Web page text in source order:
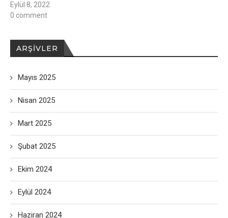
Eylül 8, 2022
0 comment
ARŞIVLER
Mayıs 2025
Nisan 2025
Mart 2025
Şubat 2025
Ekim 2024
Eylül 2024
Haziran 2024